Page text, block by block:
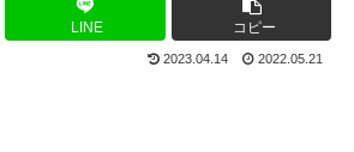
LINE コピー
2023.04.14 2022.05.21